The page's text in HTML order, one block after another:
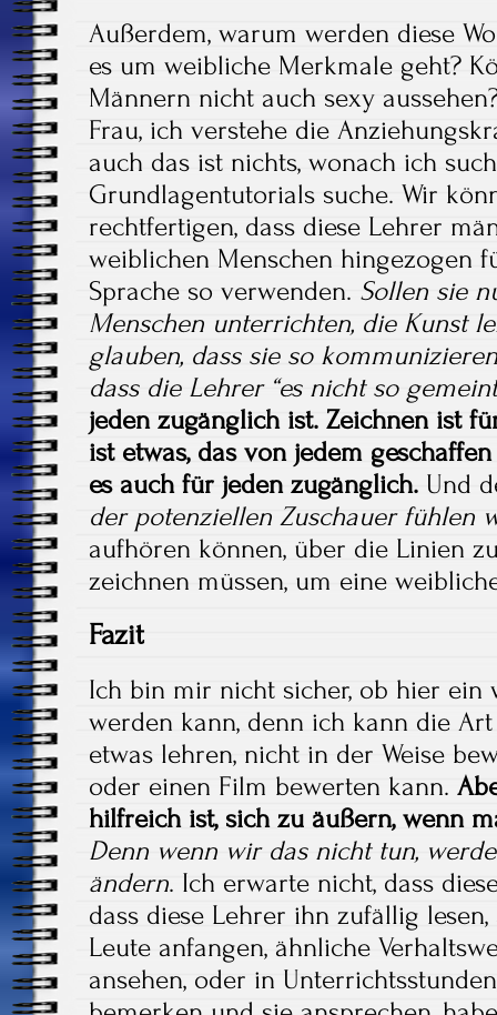
Außerdem, warum werden diese
es um weibliche Merkmale geht?
Männern nicht auch sexy
Frau, ich verstehe die
auch das ist nichts, wonach ich
Grundlagentutorials suche. Wir
rechtfertigen, dass diese Lehrer
weiblichen Menschen hingezogen
Sprache so verwenden. Sollen sie
Menschen unterrichten, die Kunst
glauben, dass sie so
dass die Lehrer “es nicht so
jeden zugänglich ist. Zeichnen ist
ist etwas, das von jedem
es auch für jeden zugänglich. Und
der potenziellen Zuschauer fühlen
aufhören können, über die Linien
zeichnen müssen, um eine
Fazit
Ich bin mir nicht sicher, ob hier ein
werden kann, denn ich kann die
etwas lehren, nicht in der Weise
oder einen Film bewerten kann.
hilfreich ist, sich zu äußern, wenn
Denn wenn wir das nicht tun,
ändern. Ich erwarte nicht, dass
dass diese Lehrer ihn zufällig
Leute anfangen, ähnliche
ansehen, oder in